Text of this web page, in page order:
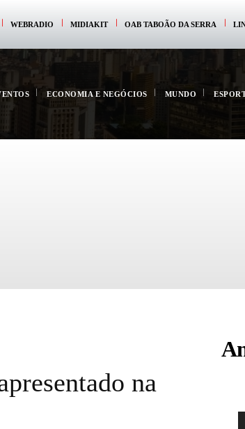
WEBRADIO MIDIAKIT OAB TABOÃO DA SERRA
ECONOMIA E NEGÓCIOS MUNDO
na